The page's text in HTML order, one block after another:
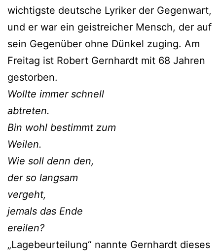
wichtigste deutsche Lyriker der Gegenwart,
und er war ein geistreicher Mensch, der auf
sein Gegenüber ohne Dünkel zuging. Am
Freitag ist Robert Gernhardt mit 68 Jahren
gestorben.
Wollte immer schnell
abtreten.
Bin wohl bestimmt zum
Weilen.
Wie soll denn den,
der so langsam
vergeht,
jemals das Ende
ereilen?
„Lagebeurteilung“ nannte Gernhardt dieses